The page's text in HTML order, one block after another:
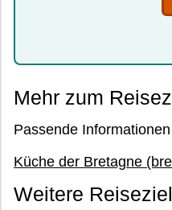
Mehr zum
Passende
Küche der Bretagne
Weitere